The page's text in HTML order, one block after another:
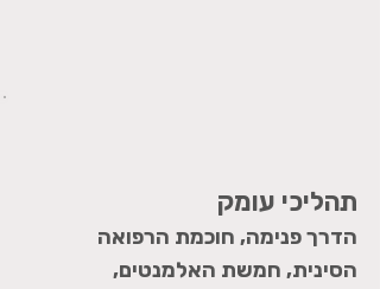
תהליכי עומק
הדרך פנימה, חוכמת הרפואה
הסינית, חמשת האלמנטים,